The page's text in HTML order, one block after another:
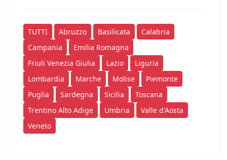
TUTTI Abruzzo Basilicata
Calabria
Campania
Emilia Romagna
Friuli Venezia Giulia
Lazio
Liguria
Lombardia
Marche Molise
Piemonte
Puglia
Sardegna Sicilia
Toscana
Trentino Alto Adige
Umbria
Valle d'Aosta
Veneto